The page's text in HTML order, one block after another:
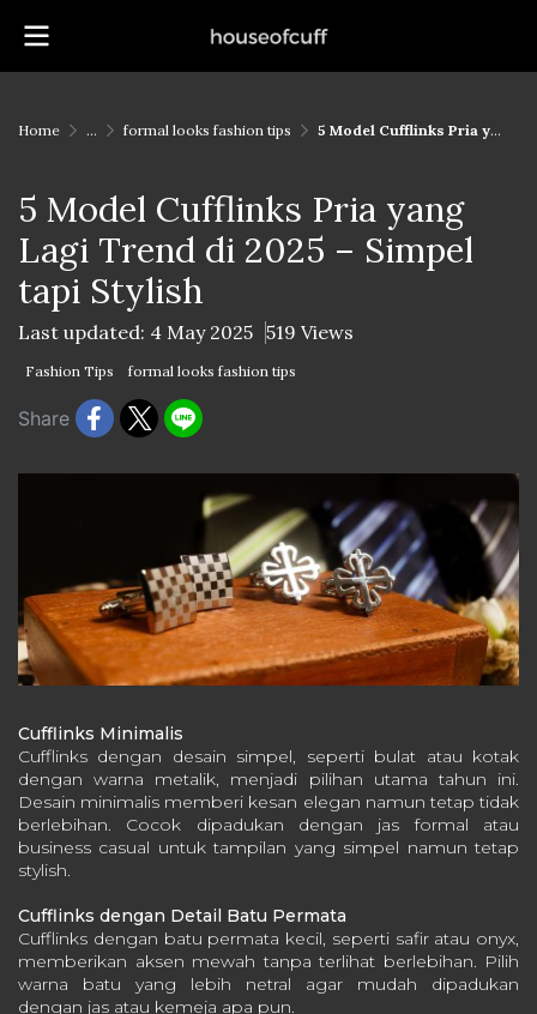
Home ... formal looks fashion tips 5 Model Cufflinks Pria yang Lagi Trend di 2025 – Simpel tapi Stylish
5 Model Cufflinks Pria yang
Lagi Trend di 2025 – Simpel
tapi Stylish
Last updated: 4 May 2025 519 Views
Fashion Tips formal looks fashion tips
Share
Cufflinks Minimalis
Cufflinks dengan desain simpel, seperti bulat atau kotak
dengan warna metalik, menjadi pilihan utama tahun ini.
Desain minimalis memberi kesan elegan namun tetap tidak
berlebihan. Cocok dipadukan dengan jas formal atau
business casual untuk tampilan yang simpel namun tetap
stylish.
Cufflinks dengan Detail Batu Permata
Cufflinks dengan batu permata kecil, seperti safir atau onyx,
memberikan aksen mewah tanpa terlihat berlebihan. Pilih
warna batu yang lebih netral agar mudah dipadukan
dengan jas atau kemeja apa pun.